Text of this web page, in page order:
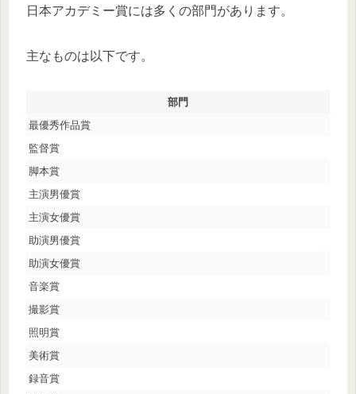
日本アカデミー賞には多くの部門があります。
主なものは以下です。
部門
最優秀作品賞
監督賞
脚本賞
主演男優賞
主演女優賞
助演男優賞
助演女優賞
音楽賞
撮影賞
照明賞
美術賞
録音賞